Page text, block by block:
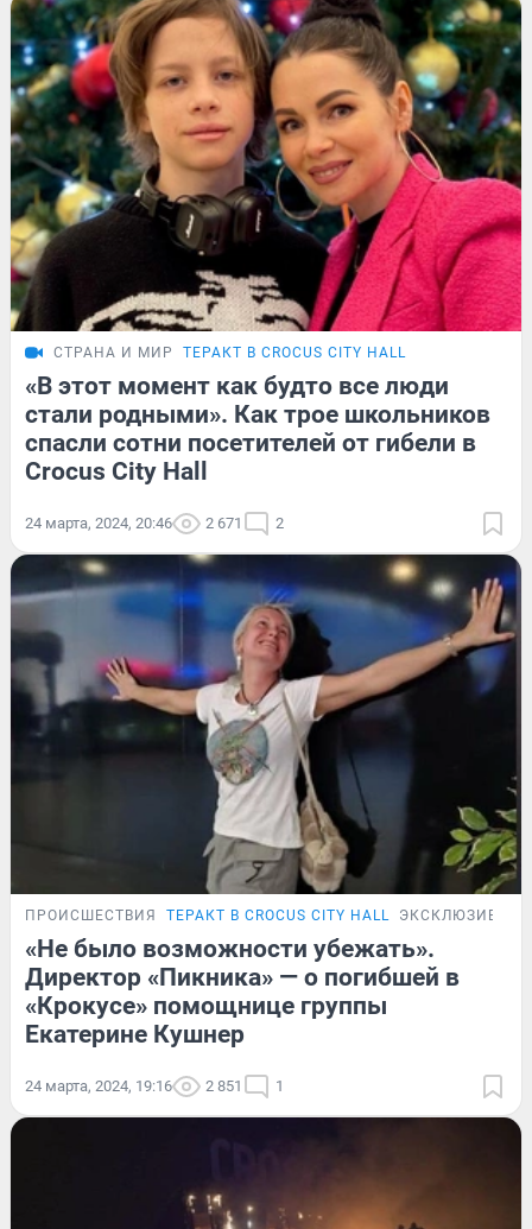
СТРАНА И МИР ТЕРАКТ В CROCUS CITY HALL
«В этот момент как будто все люди
стали родными». Как трое школьников
спасли сотни посетителей от гибели в
Crocus City Hall
24 марта, 2024, 20:46 2 671 2
ПРОИСШЕСТВИЯ ТЕРАКТ В CROCUS CITY HALL ЭКСКЛЮЗИВ
«Не было возможности убежать».
Директор «Пикника» — о погибшей в
«Крокусе» помощнице группы
Екатерине Кушнер
24 марта, 2024, 19:16 2 851 1